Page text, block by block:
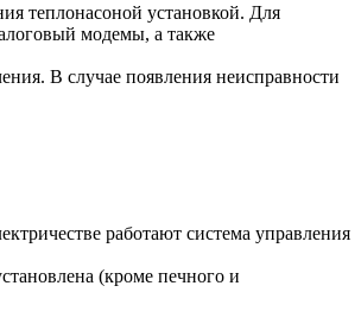
теплонасоной установкой. Для
модемы, а также
В случае появления неисправности
работают система управления
(кроме печного и